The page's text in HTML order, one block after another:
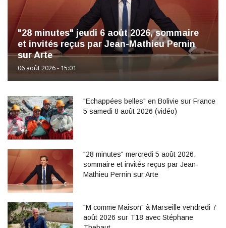
"28 minutes" jeudi 6 août 2026, sommaire
et invités reçus par Jean-Mathieu Pernin
sur Arte
06 août 2026 - 15:01
"Echappées belles" en Bolivie sur France
5 samedi 8 août 2026 (vidéo)
"28 minutes" mercredi 5 août 2026,
sommaire et invités reçus par Jean-
Mathieu Pernin sur Arte
"M comme Maison" à Marseille vendredi 7
août 2026 sur T18 avec Stéphane